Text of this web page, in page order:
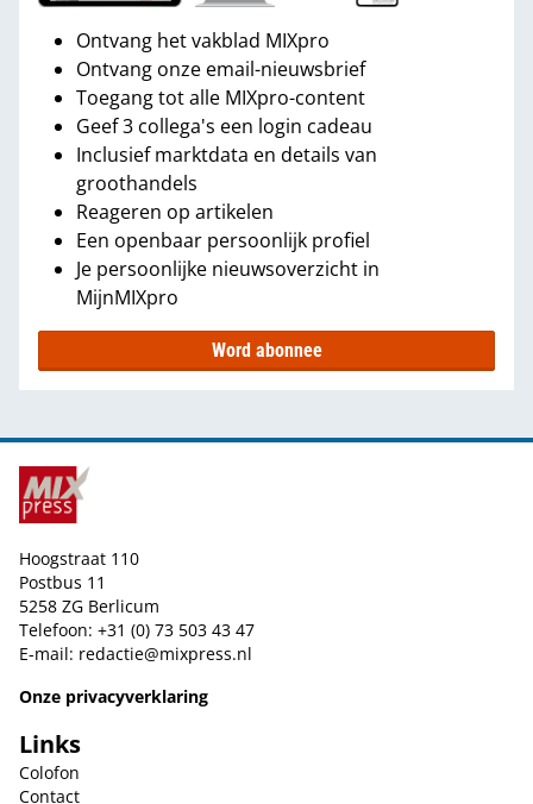
Ontvang het vakblad MIXpro
Ontvang onze email-nieuwsbrief
Toegang tot alle MIXpro-content
Geef 3 collega's een login cadeau
Inclusief marktdata en details van
groothandels
Reageren op artikelen
Een openbaar persoonlijk profiel
Je persoonlijke nieuwsoverzicht in
MijnMIXpro
Word abonnee
Hoogstraat 110
Postbus 11
5258 ZG Berlicum
Telefoon: +31 (0) 73 503 43 47
E-mail: redactie@mixpress.nl
Onze privacyverklaring
Links
Colofon
Contact